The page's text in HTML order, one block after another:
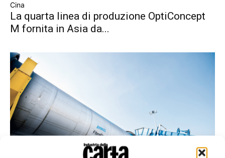
Cina
La quarta linea di produzione OptiConcept
M fornita in Asia da...